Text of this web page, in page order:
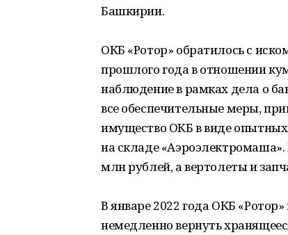
Башкирии.
ОКБ «Ротор» обратилось с
прошлого года в отношении
наблюдение в рамках дела о
все обеспечительные меры,
имущество ОКБ в виде
на складе «Аэроэлектромаша».
млн рублей, а вертолеты и
В январе 2022 года ОКБ
немедленно вернуть